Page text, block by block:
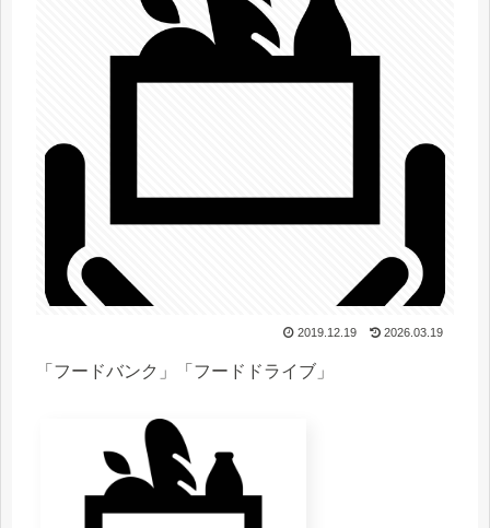
2019.12.19 2026.03.19
「フードバンク」「フードドライブ」